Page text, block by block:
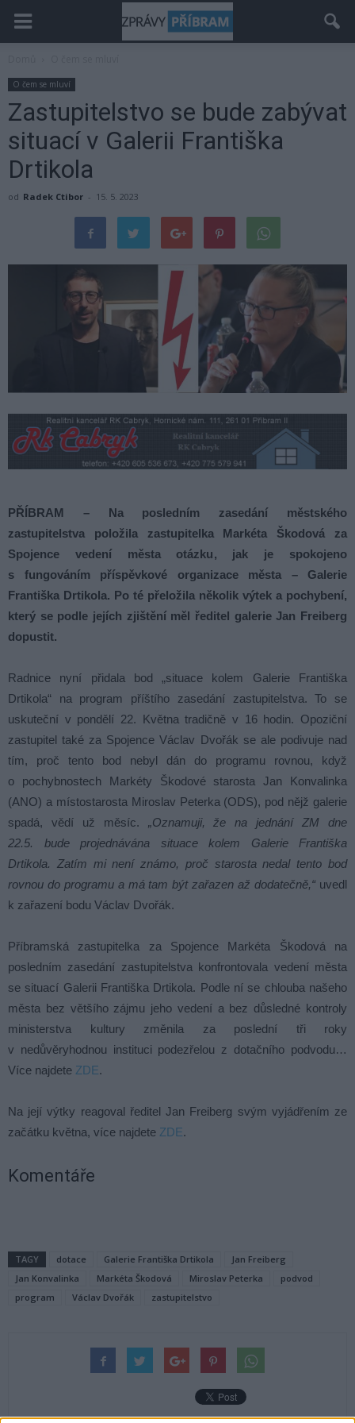
O čem se mluví
Zastupitelstvo se bude zabývat
situací v Galerii Františka
Drtikola
od Radek Ctibor - 15. 5. 2023
PŘÍBRAM – Na posledním zasedání městského
zastupitelstva položila zastupitelka Markéta Škodová za
Spojence vedení města otázku, jak je spokojeno
s fungováním příspěvkové organizace města – Galerie
Františka Drtikola. Po té přeložila několik výtek a pochybení,
který se podle jejích zjištění měl ředitel galerie Jan Freiberg
dopustit.
Radnice nyní přidala bod „situace kolem Galerie Františka
Drtikola“ na program příštího zasedání zastupitelstva. To se
uskuteční v pondělí 22. Května tradičně v 16 hodin. Opoziční
zastupitel také za Spojence Václav Dvořák se ale podivuje nad
tím, proč tento bod nebyl dán do programu rovnou, když
o pochybnostech Markéty Škodové starosta Jan Konvalinka
(ANO) a místostarosta Miroslav Peterka (ODS), pod nějž galerie
spadá, vědí už měsíc. „Oznamuji, že na jednání ZM dne
22.5. bude projednávána situace kolem Galerie Františka
Drtikola. Zatím mi není známo, proč starosta nedal tento bod
rovnou do programu a má tam být zařazen až dodatečně,“ uvedl
k zařazení bodu Václav Dvořák.
Příbramská zastupitelka za Spojence Markéta Škodová na
posledním zasedání zastupitelstva konfrontovala vedení města
se situací Galerii Františka Drtikola. Podle ní se chlouba našeho
města bez většího zájmu jeho vedení a bez důsledné kontroly
ministerstva kultury změnila za poslední tři roky
v nedůvěryhodnou instituci podezřelou z dotačního podvodu…
Více najdete ZDE.
Na její výtky reagoval ředitel Jan Freiberg svým vyjádřením ze
začátku května, více najdete ZDE.
Komentáře
TAGY dotace Galerie Františka Drtikola
Jan Freiberg
Jan Konvalinka
Markéta Škodová Miroslav Peterka
podvod
program
Václav Dvořák zastupitelstvo